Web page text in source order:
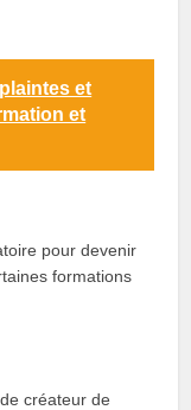
et
et
pour devenir
formations
créateur de